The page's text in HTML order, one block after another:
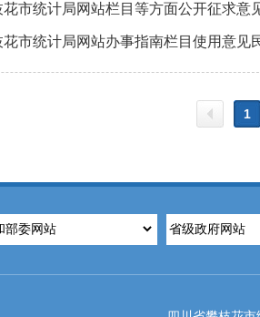
市统计局网站栏目等方面公开征求意
市统计局网站办事指南栏目使用意见
页
1